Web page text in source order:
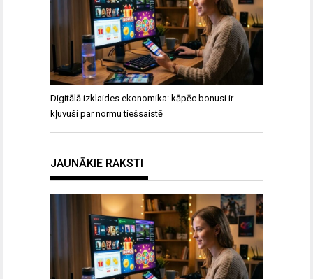
Digitālā izklaides ekonomika: kāpēc bonusi ir
kļuvuši par normu tiešsaistē
JAUNĀKIE RAKSTI